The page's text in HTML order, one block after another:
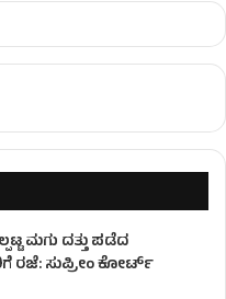
ಮಗು ದತ್ತು ಪಡೆದ
ರಜೆ: ಸುಪ್ರೀಂ ಕೋರ್ಟ್